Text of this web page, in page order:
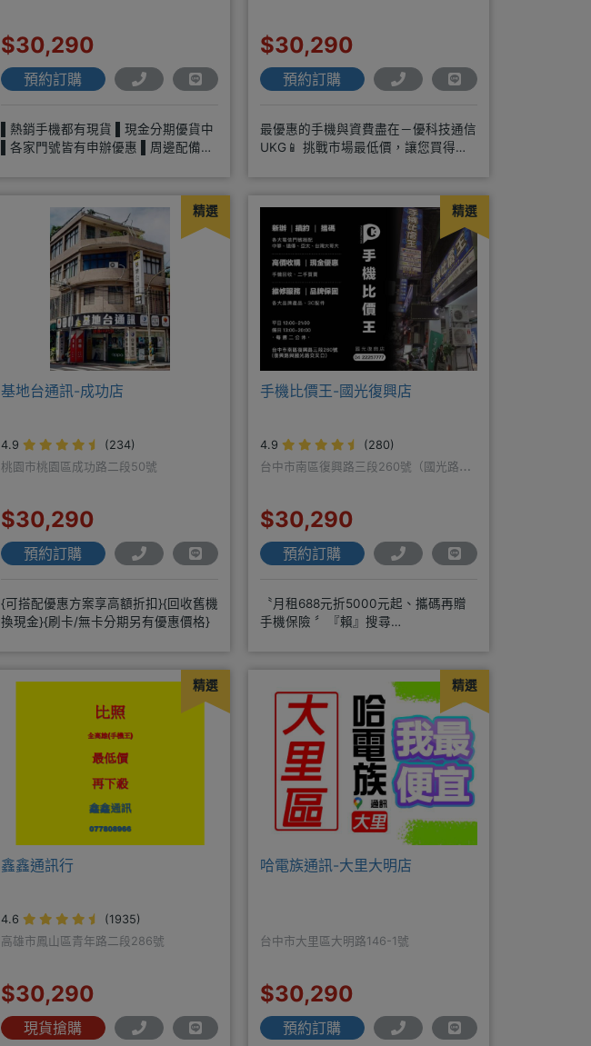
$30,290
預約訂購
▌熱銷手機都有現貨 ▌現金分期優貨中
▌各家門號皆有申辦優惠 ▌周邊配備完
$30,290
預約訂購
最優惠的手機與資費盡在－優科技通信
UKG📱 挑戰市場最低價，讓您買得放
精選
基地台通訊-成功店
4.9
(234)
桃園市桃園區成功路二段50號
$30,290
預約訂購
{可搭配優惠方案享高額折扣}{回收舊機
換現金}{刷卡/無卡分期另有優惠價格}
精選
手機比價王-國光復興店
4.9
(280)
台中市南區復興路三段260號（國光路口
$30,290
預約訂購
〝月租688元折5000元起、攜碼再贈
手機保險 〞『賴』搜尋
精選
鑫鑫通訊行
4.6
(1935)
高雄市鳳山區青年路二段286號
$30,290
現貨搶購
精選
哈電族通訊-大里大明店
台中市大里區大明路146-1號
$30,290
預約訂購